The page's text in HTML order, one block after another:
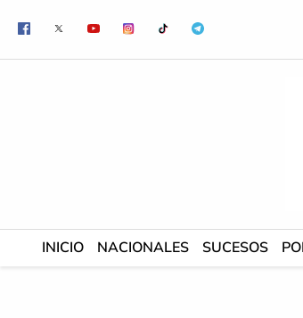
contenido
INICIO NACIONALES SUCESOS